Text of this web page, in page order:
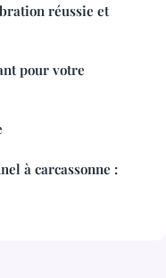
réussie et
pour votre
à carcassonne :